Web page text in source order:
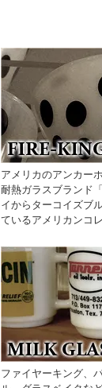
アメリカのアンカー
耐熱ガラスブランド
イからターコイズブ
ているアメリカンコ
ファイヤーキング、